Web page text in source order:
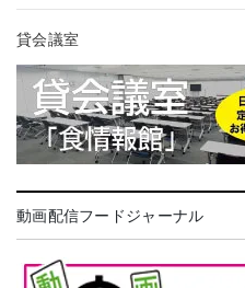
貸会議室
動画配信フードジャーナル